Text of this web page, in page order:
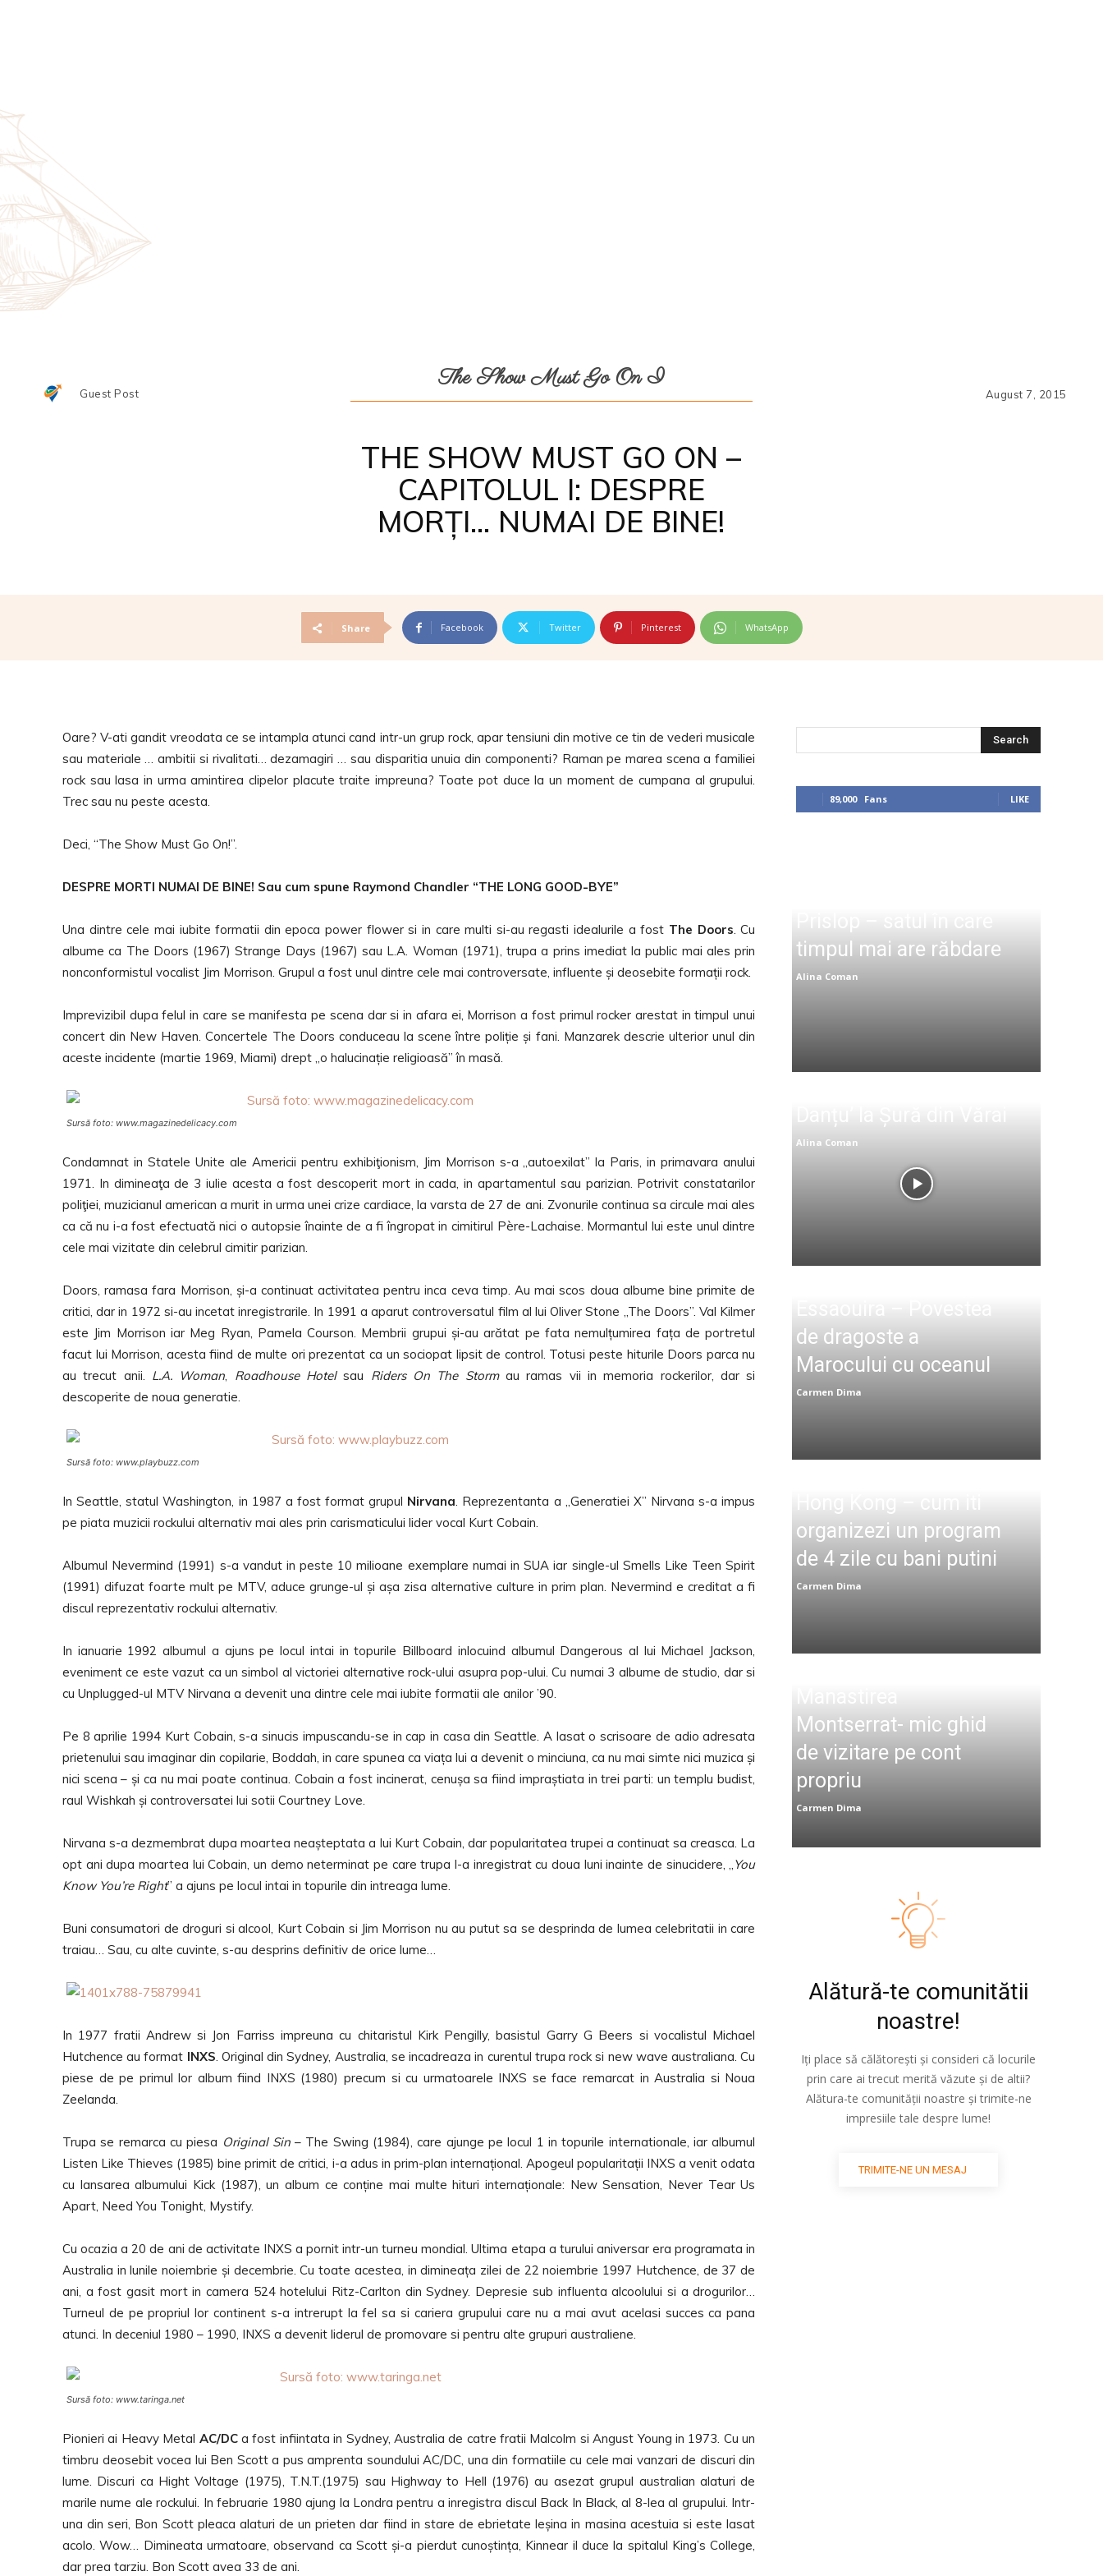
Guest Post
The Show Must Go On I
THE SHOW MUST GO ON –
CAPITOLUL I: DESPRE
MORȚI… NUMAI DE BINE!
August 7, 2015
Share Facebook Twitter Pinterest WhatsApp
Oare? V-ati gandit vreodata ce se intampla atunci cand intr-un grup rock, apar tensiuni din motive ce tin de vederi musicale
sau materiale … ambitii si rivalitati… dezamagiri … sau disparitia unuia din componenti? Raman pe marea scena a familiei
rock sau lasa in urma amintirea clipelor placute traite impreuna? Toate pot duce la un moment de cumpana al grupului.
Trec sau nu peste acesta.
Deci, “The Show Must Go On!”.
DESPRE MORTI NUMAI DE BINE! Sau cum spune Raymond Chandler “THE LONG GOOD-BYE”
Una dintre cele mai iubite formatii din epoca power flower si in care multi si-au regasti idealurile a fost The Doors. Cu
albume ca The Doors (1967) Strange Days (1967) sau L.A. Woman (1971), trupa a prins imediat la public mai ales prin
nonconformistul vocalist Jim Morrison. Grupul a fost unul dintre cele mai controversate, influente și deosebite formații rock.
Imprevizibil dupa felul in care se manifesta pe scena dar si in afara ei, Morrison a fost primul rocker arestat in timpul unui
concert din New Haven. Concertele The Doors conduceau la scene între poliție și fani. Manzarek descrie ulterior unul din
aceste incidente (martie 1969, Miami) drept „o halucinație religioasă” în masă.
Sursă foto: www.magazinedelicacy.com
Condamnat in Statele Unite ale Americii pentru exhibiţionism, Jim Morrison s-a „autoexilat” la Paris, in primavara anului
1971. In dimineaţa de 3 iulie acesta a fost descoperit mort in cada, in apartamentul sau parizian. Potrivit constatarilor
poliţiei, muzicianul american a murit in urma unei crize cardiace, la varsta de 27 de ani. Zvonurile continua sa circule mai ales
ca că nu i-a fost efectuată nici o autopsie înainte de a fi îngropat in cimitirul Père-Lachaise. Mormantul lui este unul dintre
cele mai vizitate din celebrul cimitir parizian.
Doors, ramasa fara Morrison, și-a continuat activitatea pentru inca ceva timp. Au mai scos doua albume bine primite de
critici, dar in 1972 si-au incetat inregistrarile. In 1991 a aparut controversatul film al lui Oliver Stone „The Doors”. Val Kilmer
este Jim Morrison iar Meg Ryan, Pamela Courson. Membrii grupui și-au arătat pe fata nemulțumirea fața de portretul
facut lui Morrison, acesta fiind de multe ori prezentat ca un sociopat lipsit de control. Totusi peste hiturile Doors parca nu
au trecut anii. L.A. Woman, Roadhouse Hotelsau Riders On The Stormau ramas vii in memoria rockerilor, dar si
descoperite de noua generatie.
Sursă foto: www.playbuzz.com
In Seattle, statul Washington, in 1987 a fost format grupul Nirvana. Reprezentanta a „Generatiei X” Nirvana s-a impus
pe piata muzicii rockului alternativ mai ales prin carismaticului lider vocal Kurt Cobain.
Albumul Nevermind (1991) s-a vandut in peste 10 milioane exemplare numai in SUA iar single-ul Smells Like Teen Spirit
(1991) difuzat foarte mult pe MTV, aduce grunge-ul și așa zisa alternative culture in prim plan. Nevermind e creditat a fi
discul reprezentativ rockului alternativ.
In ianuarie 1992 albumul a ajuns pe locul intai in topurile Billboard inlocuind albumul Dangerous al lui Michael Jackson,
eveniment ce este vazut ca un simbol al victoriei alternative rock-ului asupra pop-ului. Cu numai 3 albume de studio, dar si
cu Unplugged-ul MTV Nirvana a devenit una dintre cele mai iubite formatii ale anilor ’90.
Pe 8 aprilie 1994 Kurt Cobain, s-a sinucis impuscandu-se in cap in casa din Seattle. A lasat o scrisoare de adio adresata
prietenului sau imaginar din copilarie, Boddah, in care spunea ca viața lui a devenit o minciuna, ca nu mai simte nici muzica și
nici scena – și ca nu mai poate continua. Cobain a fost incinerat, cenușa sa fiind impraștiata in trei parti: un templu budist,
raul Wishkah și controversatei lui sotii Courtney Love.
Nirvana s-a dezmembrat dupa moartea neașteptata a lui Kurt Cobain, dar popularitatea trupei a continuat sa creasca. La
opt ani dupa moartea lui Cobain, un demo neterminat pe care trupa l-a inregistrat cu doua luni inainte de sinucidere, „You
Know You’re Right” a ajuns pe locul intai in topurile din intreaga lume.
Buni consumatori de droguri si alcool, Kurt Cobain si Jim Morrison nu au putut sa se desprinda de lumea celebritatii in care
traiau… Sau, cu alte cuvinte, s-au desprins definitiv de orice lume…
In 1977 fratii Andrew si Jon Farriss impreuna cu chitaristul Kirk Pengilly, basistul Garry G Beers si vocalistul Michael
Hutchence au format INXS. Original din Sydney, Australia, se incadreaza in curentul trupa rock si new wave australiana. Cu
piese de pe primul lor album fiind INXS (1980) precum si cu urmatoarele INXS se face remarcat in Australia si Noua
Zeelanda.
Trupa se remarca cu piesa Original Sin– The Swing (1984), care ajunge pe locul 1 in topurile internationale, iar albumul
Listen Like Thieves (1985) bine primit de critici, i-a adus in prim-plan internațional. Apogeul popularitații INXS a venit odata
cu lansarea albumului Kick (1987), un album ce conține mai multe hituri internaționale: New Sensation, Never Tear Us
Apart, Need You Tonight, Mystify.
Cu ocazia a 20 de ani de activitate INXS a pornit intr-un turneu mondial. Ultima etapa a turului aniversar era programata in
Australia in lunile noiembrie și decembrie. Cu toate acestea, in dimineața zilei de 22 noiembrie 1997 Hutchence, de 37 de
ani, a fost gasit mort in camera 524 hotelului Ritz-Carlton din Sydney. Depresie sub influenta alcoolului si a drogurilor…
Turneul de pe propriul lor continent s-a intrerupt la fel sa si cariera grupului care nu a mai avut acelasi succes ca pana
atunci. In deceniul 1980 – 1990, INXS a devenit liderul de promovare si pentru alte grupuri australiene.
Sursă foto: www.taringa.net
Pionieri ai Heavy Metal AC/DCa fost infiintata in Sydney, Australia de catre fratii Malcolm si Angust Young in 1973. Cu un
timbru deosebit vocea lui Ben Scott a pus amprenta soundului AC/DC, una din formatiile cu cele mai vanzari de discuri din
lume. Discuri ca Hight Voltage (1975), T.N.T.(1975) sau Highway to Hell (1976) au asezat grupul australian alaturi de
marile nume ale rockului. In februarie 1980 ajung la Londra pentru a inregistra discul Back In Black, al 8-lea al grupului. Intr-
una din seri, Bon Scott pleaca alaturi de un prieten dar fiind in stare de ebrietate leșina in masina acestuia si este lasat
acolo. Wow… Dimineata urmatoare, observand ca Scott și-a pierdut cunoștința, Kinnear il duce la spitalul King’s College,
dar prea tarziu. Bon Scott avea 33 de ani.
Search
89,000 Fans LIKE
timpul mai are răbdare
Alina Coman
Alina Coman
de dragoste a
Marocului cu oceanul
Carmen Dima
organizezi un program
de 4 zile cu bani putini
Carmen Dima
Montserrat- mic ghid
de vizitare pe cont
propriu
Carmen Dima
Alătură-te comunitătii
noastre!
Iți place să călătorești și consideri că locurile
prin care ai trecut merită văzute și de altii?
Alătura-te comunității noastre și trimite-ne
impresiile tale despre lume!
TRIMITE-NE UN MESAJ